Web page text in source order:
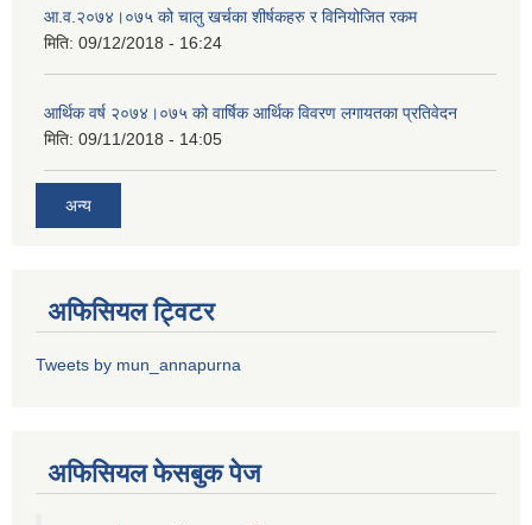
आ.व.२०७४।०७५ को चालु खर्चका शीर्षकहरु र विनियोजित रकम
मिति: 09/12/2018 - 16:24
आर्थिक वर्ष २०७४।०७५ को वार्षिक आर्थिक विवरण लगायतका प्रतिवेदन
मिति: 09/11/2018 - 14:05
अन्य
अफिसियल ट्विटर
Tweets by mun_annapurna
अफिसियल फेसबुक पेज